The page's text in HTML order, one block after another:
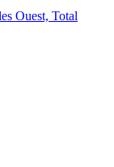
Ouest, Total